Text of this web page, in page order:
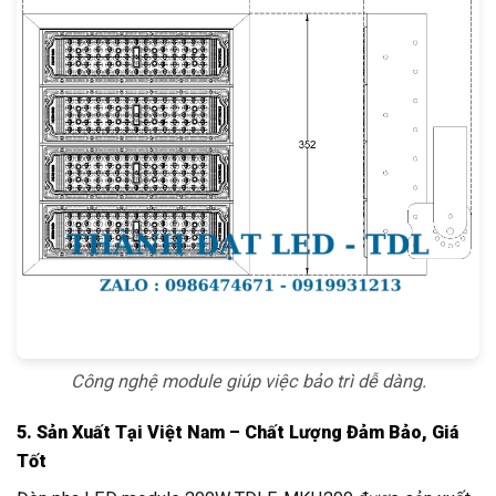
Công nghệ module giúp việc bảo trì dễ dàng.
5. Sản Xuất Tại Việt Nam – Chất Lượng Đảm Bảo, Giá
Tốt